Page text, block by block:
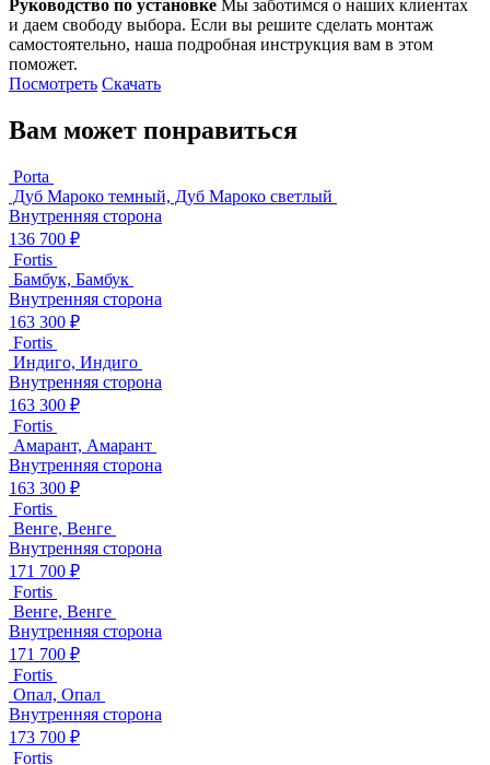
Руководство по установке Мы заботимся о наших клиентах
и даем свободу выбора. Если вы решите сделать монтаж
самостоятельно, наша подробная инструкция вам в этом
поможет.
Посмотреть Скачать
Вам может понравиться
Porta
Дуб Мароко темный, Дуб Мароко светлый
Внутренняя сторона
136 700 ₽
Fortis
Бамбук, Бамбук
Внутренняя сторона
163 300 ₽
Fortis
Индиго, Индиго
Внутренняя сторона
163 300 ₽
Fortis
Амарант, Амарант
Внутренняя сторона
163 300 ₽
Fortis
Венге, Венге
Внутренняя сторона
171 700 ₽
Fortis
Венге, Венге
Внутренняя сторона
171 700 ₽
Fortis
Опал, Опал
Внутренняя сторона
173 700 ₽
Fortis